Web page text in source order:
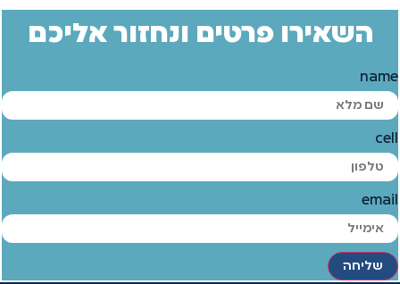
השאירו פרטים ונחזור אליכם
name
cell
email
שליחה